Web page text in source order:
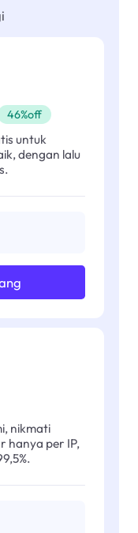
46%off
untuk
dengan lalu
nikmati
hanya per IP,